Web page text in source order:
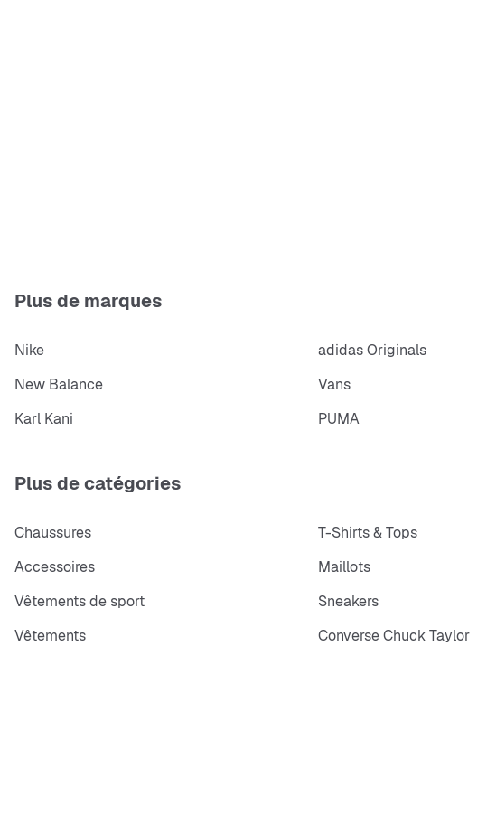
Plus de marques
Nike adidas Originals
New Balance
Vans
Karl Kani
PUMA
Plus de catégories
Chaussures T-Shirts & Tops
Accessoires
Maillots
Vêtements de sport
Sneakers
Vêtements
Converse Chuck Taylor